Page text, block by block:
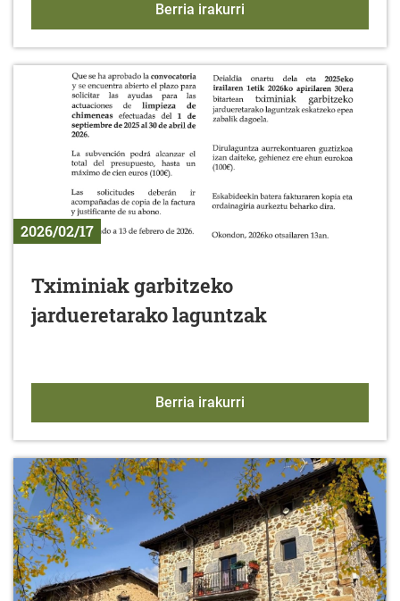
Berria irakurri
2026/02/17
Tximiniak garbitzeko
jardueretarako laguntzak
Berria irakurri